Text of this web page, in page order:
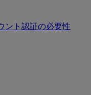
ント認証の必要性